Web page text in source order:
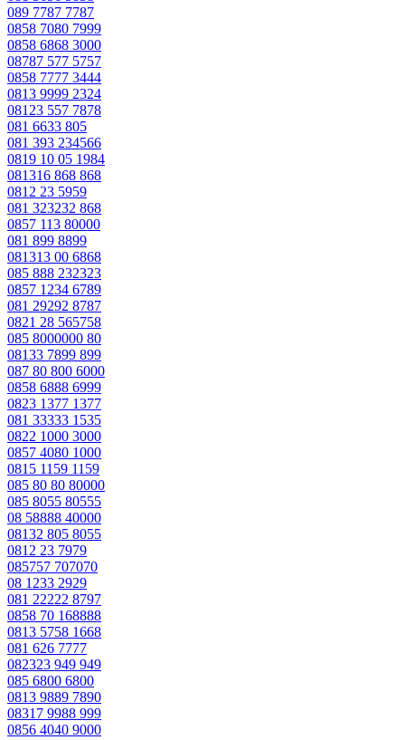
089 7787 7787
0858 7080 7999
0858 6868 3000
08787 577 5757
0858 7777 3444
0813 9999 2324
08123 557 7878
081 6633 805
081 393 234566
0819 10 05 1984
081316 868 868
0812 23 5959
081 323232 868
0857 113 80000
081 899 8899
081313 00 6868
085 888 232323
0857 1234 6789
081 29292 8787
0821 28 565758
085 8000000 80
08133 7899 899
087 80 800 6000
0858 6888 6999
0823 1377 1377
081 33333 1535
0822 1000 3000
0857 4080 1000
0815 1159 1159
085 80 80 80000
085 8055 80555
08 58888 40000
08132 805 8055
0812 23 7979
085757 707070
08 1233 2929
081 22222 8797
0858 70 168888
0813 5758 1668
081 626 7777
082323 949 949
085 6800 6800
0813 9889 7890
08317 9988 999
0856 4040 9000